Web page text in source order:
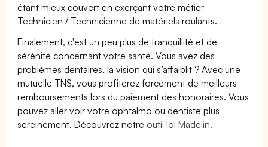
étant mieux couvert en exerçant votre métier
Technicien / Technicienne de matériels roulants.
Finalement, c'est un peu plus de tranquillité et de
sérénité concernant votre santé. Vous avez des
problèmes dentaires, la vision qui s’affaiblit ? Avec une
mutuelle TNS, vous profiterez forcément de meilleurs
remboursements lors du paiement des honoraires. Vous
pouvez aller voir votre ophtalmo ou dentiste plus
sereinement. Découvrez notre outil loi Madelin.